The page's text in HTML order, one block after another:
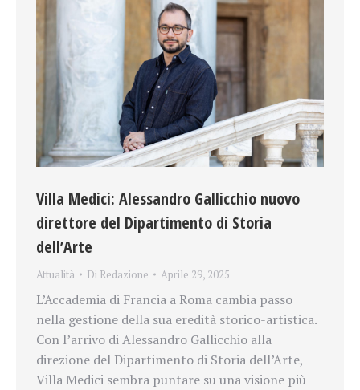
Villa Medici: Alessandro Gallicchio nuovo
direttore del Dipartimento di Storia
dell’Arte
Attualità Di Redazione Aprile 29, 2025
L’Accademia di Francia a Roma cambia passo
nella gestione della sua eredità storico-artistica.
Con l’arrivo di Alessandro Gallicchio alla
direzione del Dipartimento di Storia dell’Arte,
Villa Medici sembra puntare su una visione più